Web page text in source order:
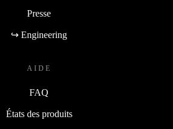
Presse
↪ Engineering
AIDE
FAQ
États des produits